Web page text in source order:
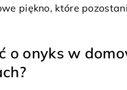
piękno, które
o onyks w